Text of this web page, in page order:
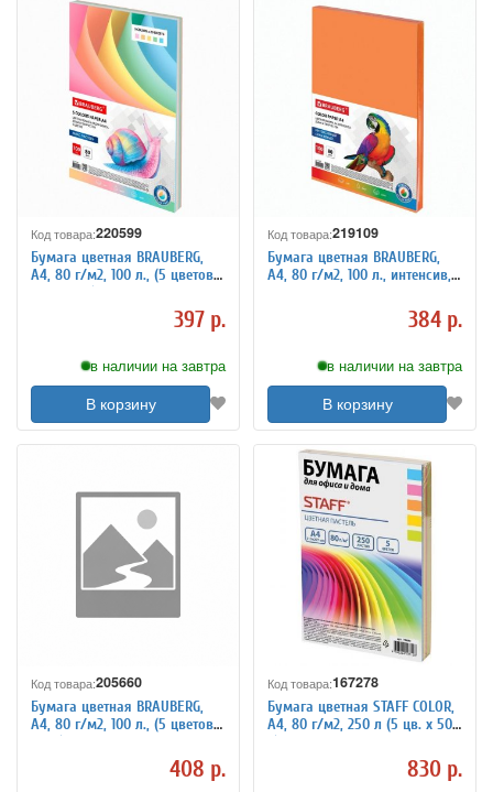
Код товара:220599
Бумага цветная BRAUBERG,
А4, 80 г/м2, 100 л., (5 цветов х
20 листов), пастель, для
офисной техники, 112460397 р.
в наличии на завтра
В корзину
Код товара:219109
Бумага цветная BRAUBERG,
А4, 80 г/м2, 100 л., интенсив,
384 р.
в наличии на завтра
В корзину
Код товара:205660
Бумага цветная BRAUBERG,
А4, 80 г/м2, 100 л., (5 цветов х
20 л.), интенсив, для офисной
408 р.
Код товара:167278
Бумага цветная STAFF COLOR,
А4, 80 г/м2, 250 л (5 цв. х 50
л), пастель, для офиса и
830 р.